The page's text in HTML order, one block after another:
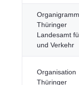
Organigramm
Thüringer
Landesamt
und Verkehr
Organisation
Thüringer